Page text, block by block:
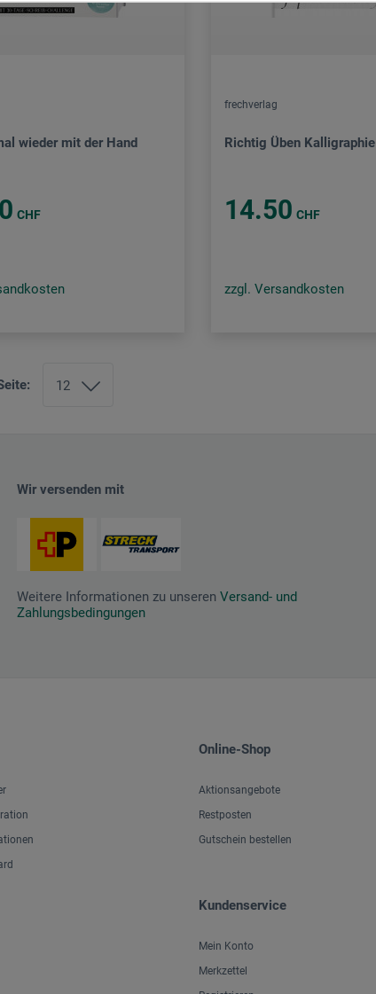
wieder mit der Hand
CHF
frechverlag
Richtig Üben Kalligraphie
14.50 CHF
zzgl. Versandkosten
Wir versenden mit
Weitere Informationen zu unseren Versand- und
Zahlungsbedingungen
Online-Shop
Aktionsangebote
Restposten
Gutschein bestellen
Kundenservice
Mein Konto
Merkzettel